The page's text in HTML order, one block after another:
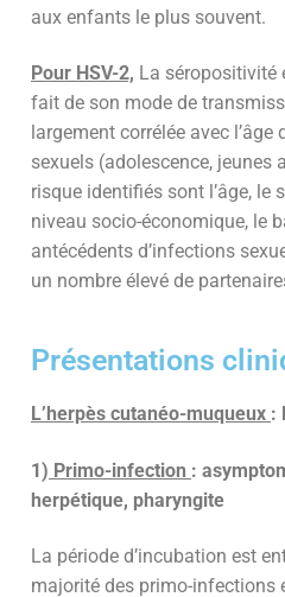
aux enfants le plus souvent.
Pour HSV-2, La séropositivité
fait de son mode de
largement corrélée avec
sexuels (adolescence, jeunes
risque identifiés sont l’âge, le
niveau socio-économique, le
antécédents d’infections
un nombre élevé de
Présentations
L’herpès cutanéo-muqueux :
1) Primo-infection :
herpétique, pharyngite
La période d’incubation est
majorité des primo-infections